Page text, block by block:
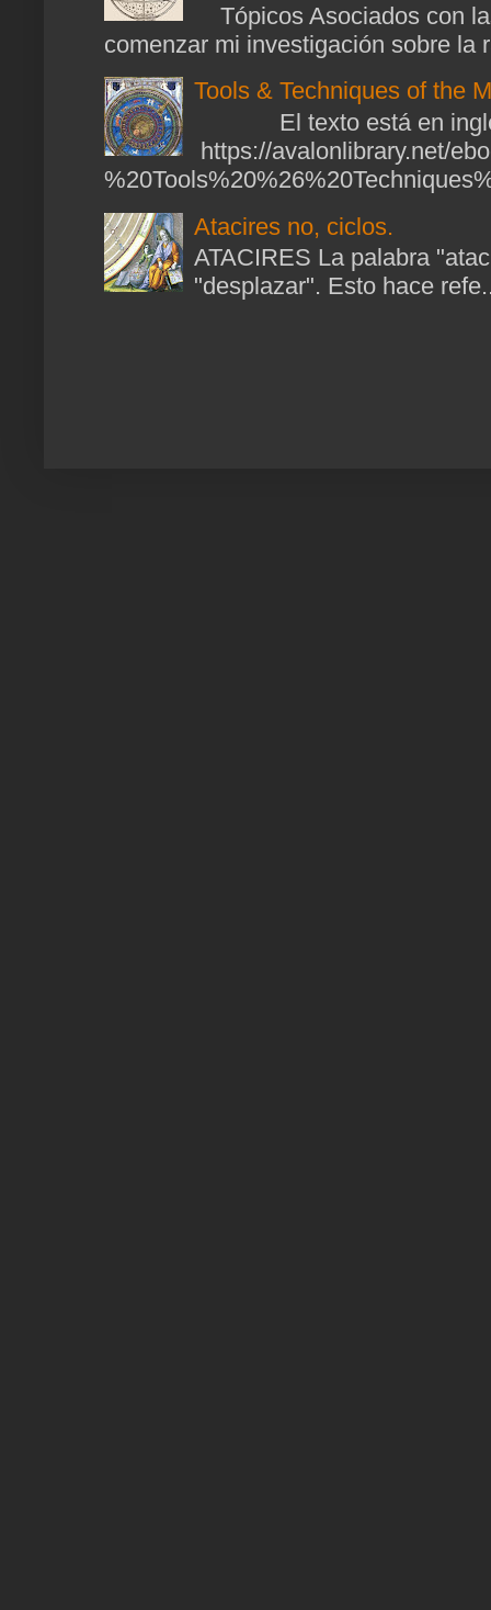
Tópicos Asociados con
comenzar mi investigación sobre la
Tools & Techniques of the
El texto está en
https://avalonlibrary.net/
Atacires no, ciclos.
ATACIRES La palabra
"desplazar". Esto hace